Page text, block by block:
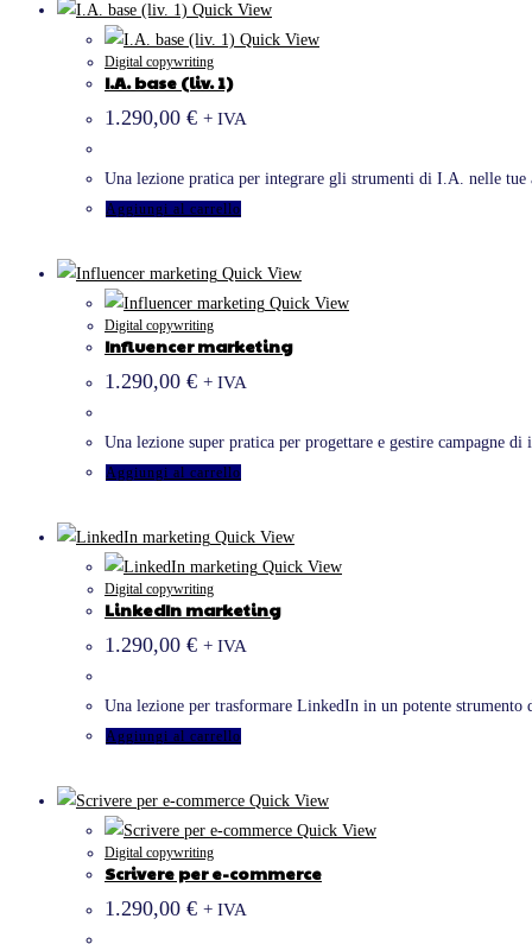
Quick View
Quick View
Digital copywriting
I.A. base (liv. 1)
1.290,00 € + IVA
Una lezione pratica per integrare gli strumenti di I.A. nelle
Aggiungi al carrello
Quick View
Quick View
Digital copywriting
Influencer marketing
1.290,00 € + IVA
Una lezione super pratica per progettare e gestire campagne
Aggiungi al carrello
Quick View
Quick View
Digital copywriting
LinkedIn marketing
1.290,00 € + IVA
Una lezione per trasformare LinkedIn in un potente
Aggiungi al carrello
Quick View
Quick View
Digital copywriting
Scrivere per e-commerce
1.290,00 € + IVA